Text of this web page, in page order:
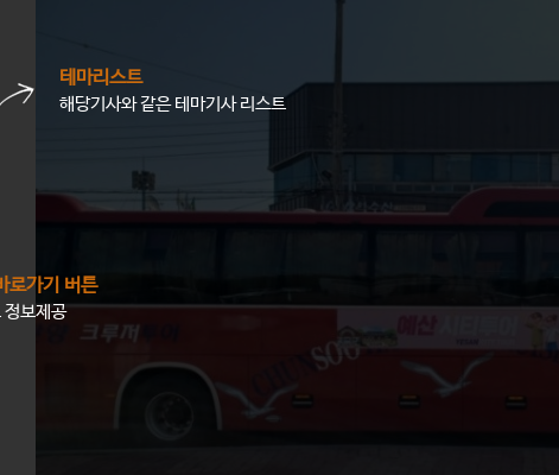
테마리스트
해당기사와 같은 테마기사 리스트
로가기 버튼
정보제공